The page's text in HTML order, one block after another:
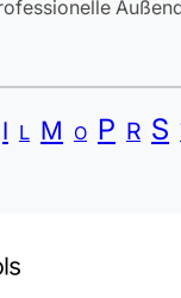
I L M O P R S